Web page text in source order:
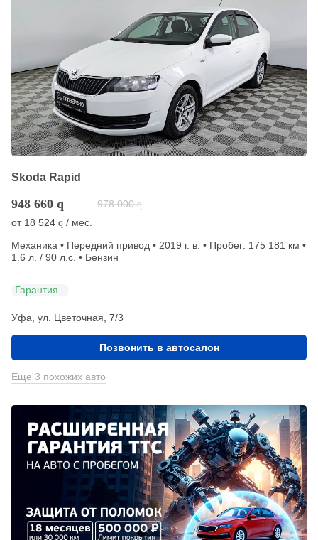
Skoda Rapid
948 660 q 978 000 q
от 18 524 q / мес.
Механика • Передний привод • 2019 г. в. • Пробег: 175 181 км •
1.6 л. / 90 л.с. • Бензин
Гарантия
Уфа, ул. Цветочная, 7/3
Позвонить в автосалон
Еще 3 похожих авто